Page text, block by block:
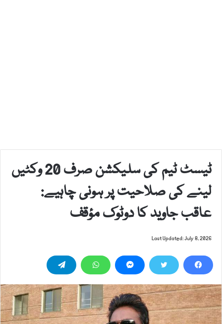
ٹیسٹ ٹیم کی سلیکشن صرف 20 وکٹیں
لینے کی صلاحیت پر ہونی چاہیے:
عاقب جاوید کا دوٹوک مؤقف
Last Updated: July 8, 2026